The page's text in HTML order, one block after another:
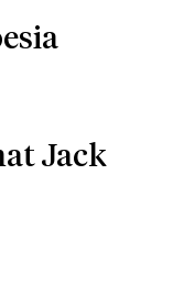
Jack